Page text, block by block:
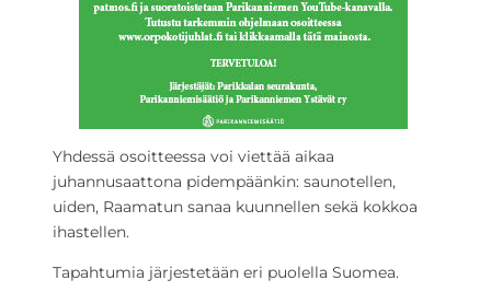
Yhdessä osoitteessa voi viettää aikaa
juhannusaattona pidempäänkin: saunotellen,
uiden, Raamatun sanaa kuunnellen sekä kokkoa
ihastellen.
Tapahtumia järjestetään eri puolella Suomea.